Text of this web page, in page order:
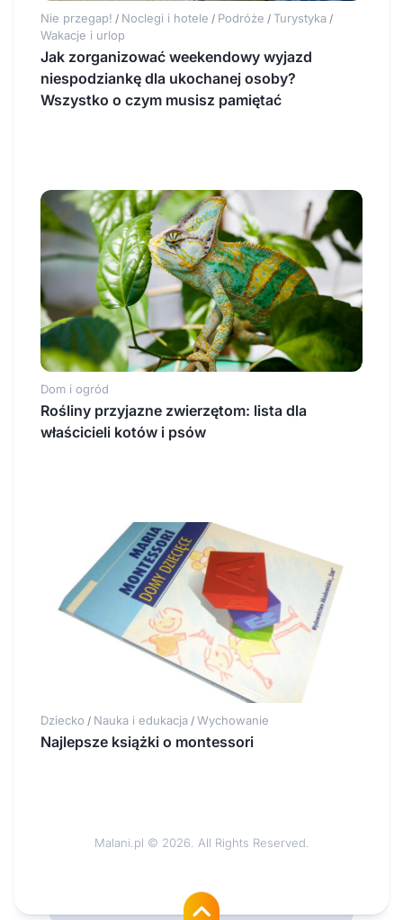
Nie przegap! / Noclegi i hotele / Podróże / Turystyka /
Wakacje i urlop
Jak zorganizować weekendowy wyjazd
niespodziankę dla ukochanej osoby?
Wszystko o czym musisz pamiętać
Dom i ogród
Rośliny przyjazne zwierzętom: lista dla
właścicieli kotów i psów
Dziecko / Nauka i edukacja / Wychowanie
Najlepsze książki o montessori
Malani.pl © 2026. All Rights Reserved.